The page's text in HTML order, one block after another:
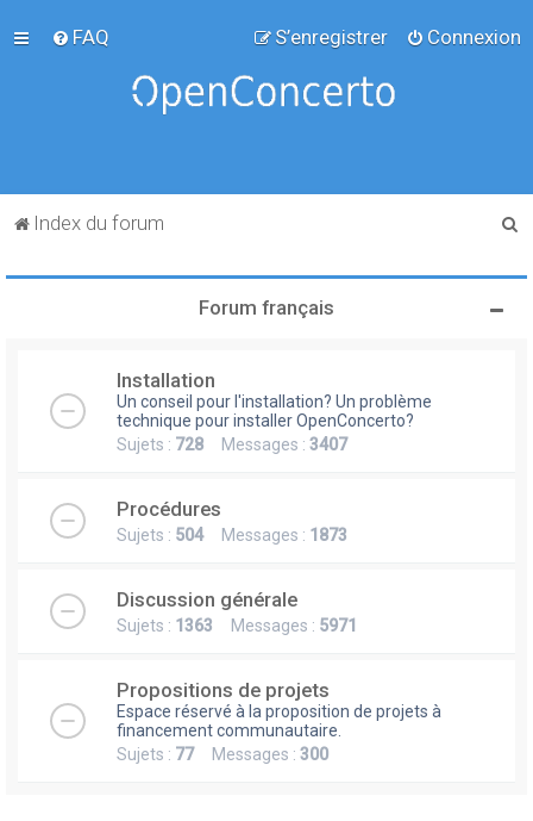
FAQ Connexion
S’enregistrer
Index du forum
Forum français
Installation
Un conseil pour l'installation? Un problème
technique pour installer OpenConcerto?
Sujets : 728 Messages : 3407
Procédures
Sujets : 504Messages : 1873
Discussion générale
Sujets : 1363 Messages : 5971
Propositions de projets
Espace réservé à la proposition de projets à
financement communautaire.
Sujets : 77Messages : 300